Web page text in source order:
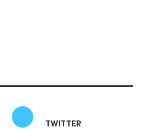
TWITTER